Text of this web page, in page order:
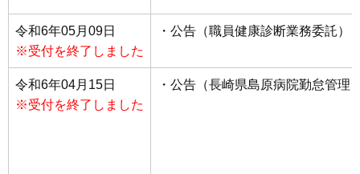
令和6年05月09日
※受付を終了しました
・公告（職員健康診断業務委託）
令和6年04月15日
※受付を終了しました
・公告（長崎県島原病院勤怠管理